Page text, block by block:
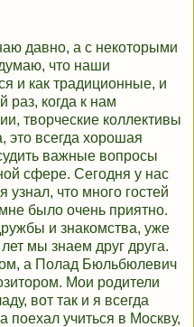
давно, а с некоторыми
что наши
и как традиционные, и
раз, когда к нам
творческие коллективы
это всегда хорошая
важные вопросы
сфере. Сегодня у нас
узнал, что много гостей
было очень приятно.
и знакомства, уже
мы знаем друг друга.
а Полад Бюльбюлевич
Мои родители
вот так и я всегда
поехал учиться в Москву,